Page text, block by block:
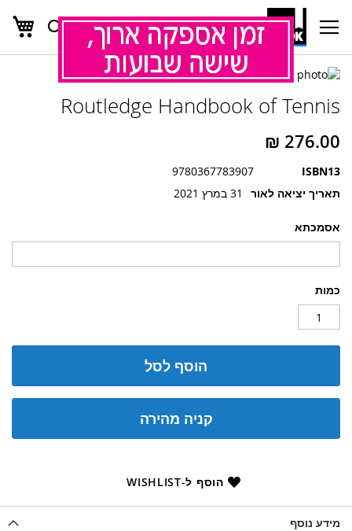
Skip
Content
חפש
אסמכתא
כמות
הוסף לסל
קניה מהירה
הוסף ל-WISHLIST
Routledge Handbook of Tennis
ISBN13
9780367783907
תאריך יציאה לאור
31 במרץ 2021
לדלג
של
תמונות
להתחלה
גלריית
תמונות
מידע נוסף